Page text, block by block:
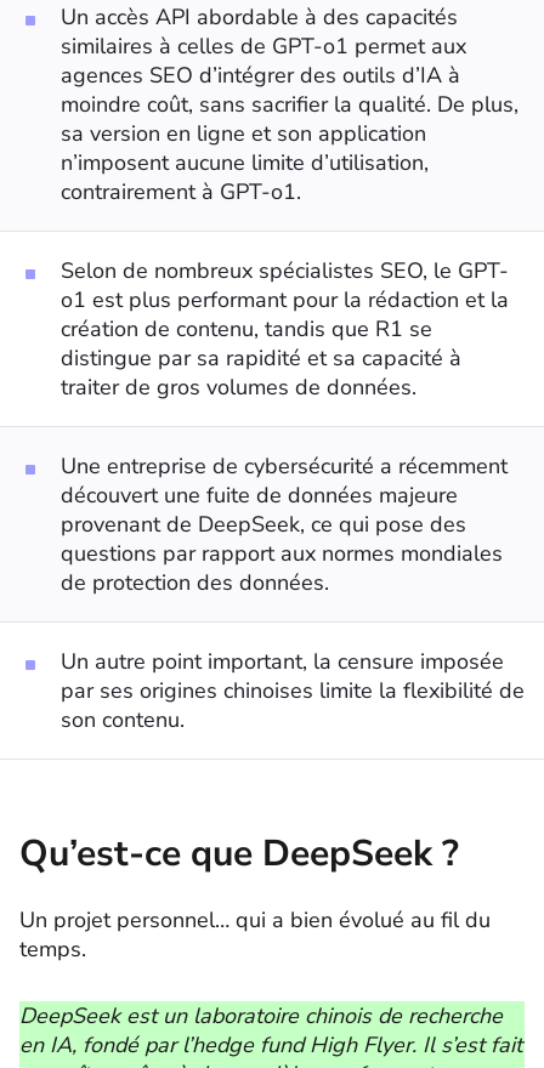
Un accès API abordable à des capacités
similaires à celles de GPT-o1 permet aux
agences SEO d’intégrer des outils d’IA à
moindre coût, sans sacrifier la qualité. De plus,
sa version en ligne et son application
n’imposent aucune limite d’utilisation,
contrairement à GPT-o1.
Selon de nombreux spécialistes SEO, le GPT-
o1 est plus performant pour la rédaction et la
création de contenu, tandis que R1 se
distingue par sa rapidité et sa capacité à
traiter de gros volumes de données.
Une entreprise de cybersécurité a récemment
découvert une fuite de données majeure
provenant de DeepSeek, ce qui pose des
questions par rapport aux normes mondiales
de protection des données.
Un autre point important, la censure imposée
par ses origines chinoises limite la flexibilité de
son contenu.
Qu’est-ce que DeepSeek ?
Un projet personnel… qui a bien évolué au fil du
temps.
DeepSeek est un laboratoire chinois de recherche
en IA, fondé par l’hedge fund High Flyer. Il s’est fait